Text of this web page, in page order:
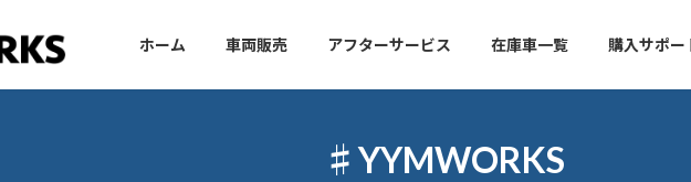
ホーム 車両販売 アフターサービス 在庫車一覧 購入サポー
♯YYMWORKS